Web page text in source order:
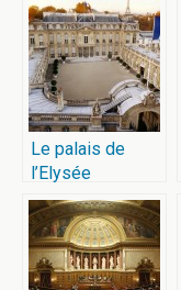
Le palais de
l’Elysée